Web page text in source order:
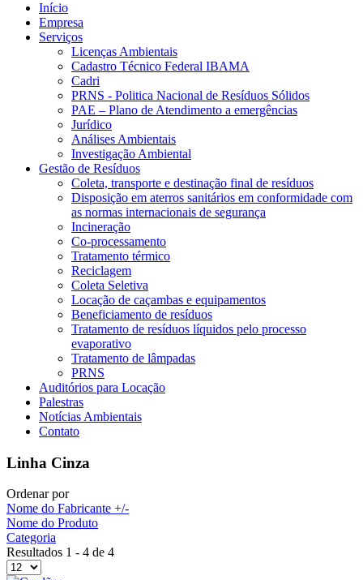
Início
Empresa
Serviços
Licenças Ambientais
Cadastro Técnico Federal IBAMA
Cadri
PRNS - Politica Nacional de Resíduos Sólidos
PAE – Plano de Atendimento a emergências
Jurídico
Análises Ambientais
Investigação Ambiental
Gestão de Resíduos
Coleta, transporte e destinação final de resíduos
Disposição em aterros sanitários em conformidade com
as normas internacionais de segurança
Incineração
Co-processamento
Tratamento térmico
Reciclagem
Coleta Seletiva
Locação de caçambas e equipamentos
Beneficiamento de resíduos
Tratamento de resíduos líquidos pelo processo
evaporativo
Tratamento de lâmpadas
PRNS
Auditórios para Locação
Palestras
Notícias Ambientais
Contato
Linha Cinza
Ordenar por
Nome do Fabricante +/-
Nome do Produto
Categoria
Resultados 1 - 4 de 4